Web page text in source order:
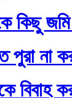
কিছু জমি
পুরা না